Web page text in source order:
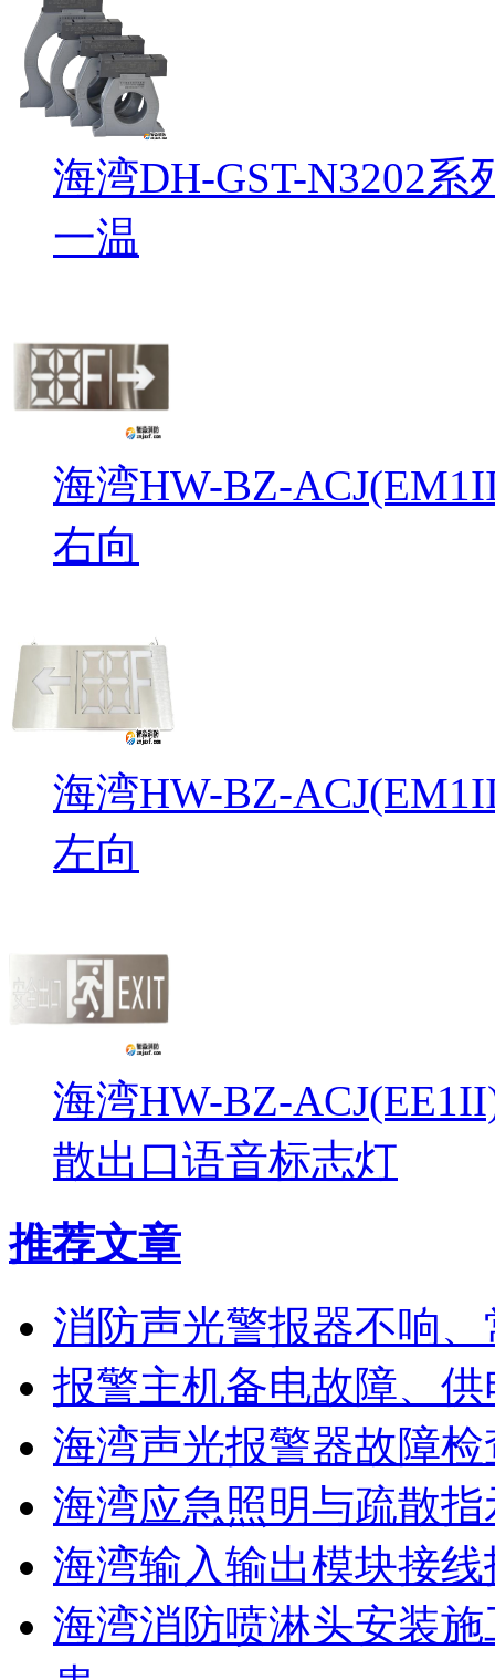
海湾DH-GST-N3202
一温
海湾HW-BZ-
右向
海湾HW-BZ-
左向
海湾HW-BZ-
散出口语音标志灯
推荐文章
消防声光警报器不响
报警主机备电故障、
海湾声光报警器故障
海湾应急照明与疏散
海湾输入输出模块接
海湾消防喷淋头安装